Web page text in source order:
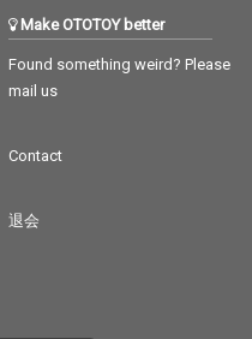
Make OTOTOY better
Found something weird? Please
mail us
Contact
退会